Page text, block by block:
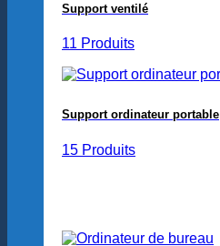
Support ventilé
11 Produits
Support ordinateur portable
15 Produits